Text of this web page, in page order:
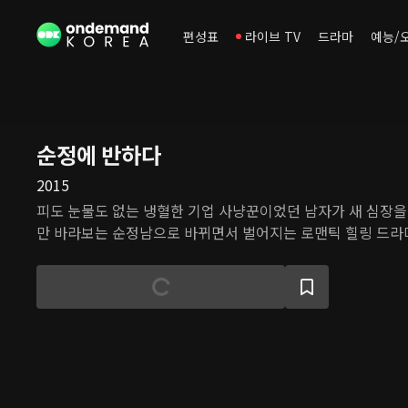
편성표 라이브 TV 드라마 예능/
순정에 반하다
2015
피도 눈물도 없는 냉혈한 기업 사냥꾼이었던 남자가 새 심장
만 바라보는 순정남으로 바뀌면서 벌어지는 로맨틱 힐링 드라